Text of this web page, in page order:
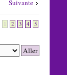
Suivante
1 2 3 4 5